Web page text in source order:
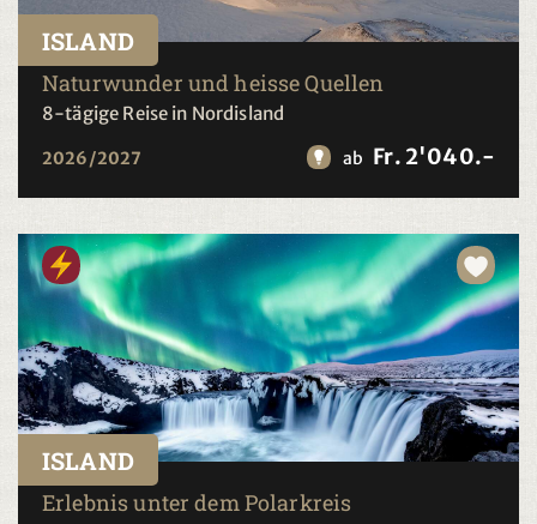
ISLAND
Naturwunder und heisse Quellen
8-tägige Reise in Nordisland
2026/2027 ab Fr. 2'040.-
ISLAND
Erlebnis unter dem Polarkreis